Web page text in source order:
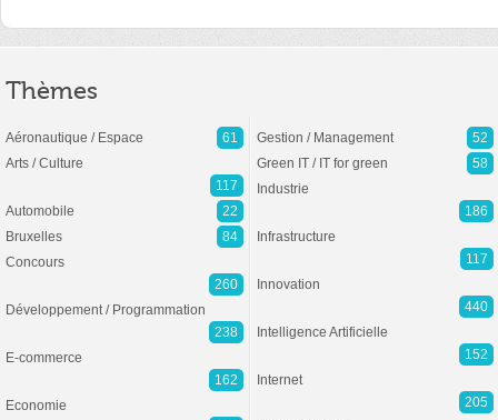
Thèmes
Aéronautique / Espace
61
Arts / Culture
117
Automobile
22
Bruxelles
84
Concours
260
Développement / Programmation
238
E-commerce
162
Economie
Gestion / Management
52
Green IT / IT for green
58
Industrie
186
Infrastructure
117
Innovation
440
Intelligence Artificielle
152
Internet
205